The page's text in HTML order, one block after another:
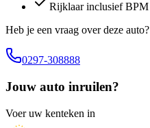
Rijklaar inclusief BPM
Heb je een vraag over deze auto?
0297-308888
Jouw auto inruilen?
Voer uw kenteken in